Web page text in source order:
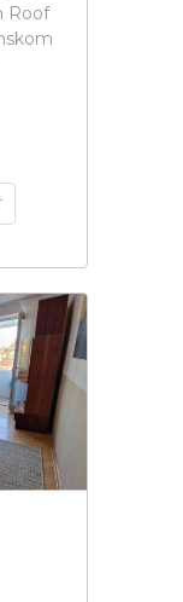
Roof